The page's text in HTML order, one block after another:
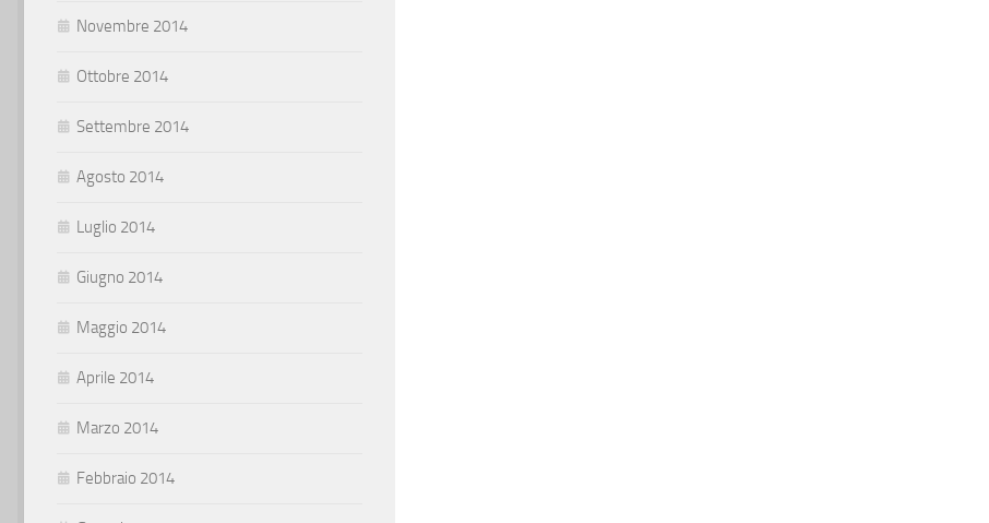
Novembre 2014
Ottobre 2014
Settembre 2014
Agosto 2014
Luglio 2014
Giugno 2014
Maggio 2014
Aprile 2014
Marzo 2014
Febbraio 2014